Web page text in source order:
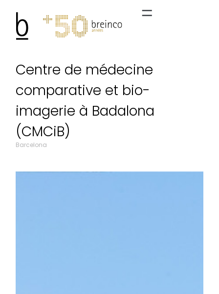
Centre de médecine
comparative et bio-
imagerie à Badalona
(CMCiB)
Barcelona